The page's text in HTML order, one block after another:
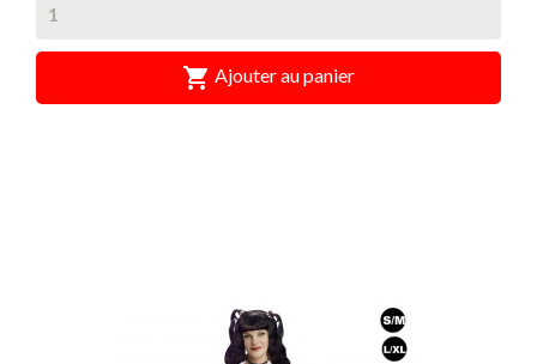
 Ajouter au panier